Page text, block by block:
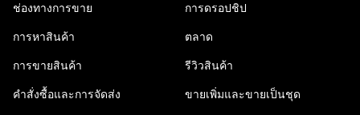
ช่องทางการขาย
การหาสินค้า
การขายสินค้า
คำสั่งซื้อและการจัดส่ง
การดรอปชิป
ตลาด
รีวิวสินค้า
ขายเพิ่มและขายเป็นชุด